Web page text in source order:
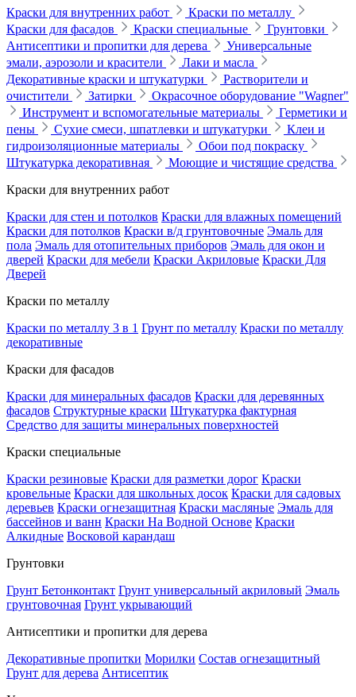
Краски для внутренних работ
Краски по металлу
Краски для фасадов
Краски специальные
Грунтовки
Антисептики и пропитки для дерева
Универсальные
эмали, аэрозоли и красители
Лаки и масла
Декоративные краски и штукатурки
Растворители и
очистители
Затирки
Окрасочное оборудование "Wagner"
Инструмент и вспомогательные материалы
Герметики и
пены
Сухие смеси, шпатлевки и штукатурки
Клеи и
гидроизоляционные материалы
Обои под покраску
Штукатурка декоративная
Моющие и чистящие средства
Краски для внутренних работ
Краски для стен и потолков Краски для влажных помещений
Краски для потолков Краски в/д грунтовочные Эмаль для
пола Эмаль для отопительных приборов Эмаль для окон и
дверей Краски для мебели Краски Акриловые Краски Для
Дверей
Краски по металлу
Краски по металлу 3 в 1 Грунт по металлу Краски по металлу
декоративные
Краски для фасадов
Краски для минеральных фасадов Краски для деревянных
фасадов Структурные краски Штукатурка фактурная
Средство для защиты минеральных поверхностей
Краски специальные
Краски резиновые Краски для разметки дорог Краски
кровельные Краски для школьных досок Краски для садовых
деревьев Краски огнезащитная Краски масляные Эмаль для
бассейнов и ванн Краски На Водной Основе Краски
Алкидные Восковой карандаш
Грунтовки
Грунт Бетонконтакт Грунт универсальный акриловый Эмаль
грунтовочная Грунт укрывающий
Антисептики и пропитки для дерева
Декоративные пропитки Морилки Состав огнезащитный
Грунт для дерева Антисептик